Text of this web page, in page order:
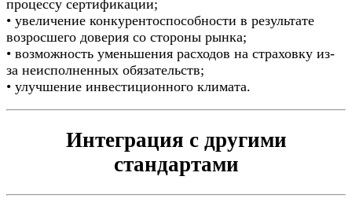
процессу сертификации;
• увеличение конкурентоспособности в результате
возросшего доверия со стороны рынка;
• возможность уменьшения расходов на страховку из-
за неисполненных обязательств;
• улучшение инвестиционного климата.
Интеграция с другими
стандартами